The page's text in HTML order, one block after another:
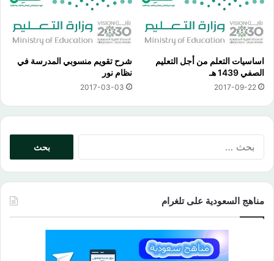
اساسيات التعلم من أجل التعليم
الصفي 1439 هـ
2017-09-22
شرح تقويم منسوبي المدرسة في
نظام نور
2017-03-03
مناهج السعودية على تلغرام